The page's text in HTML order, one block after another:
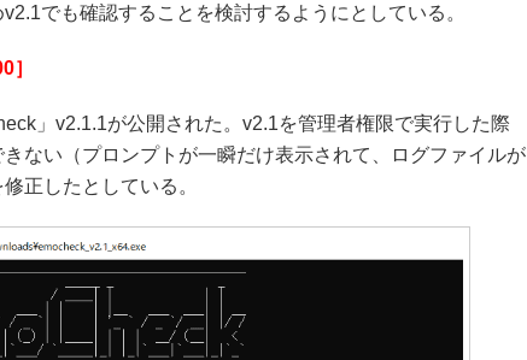
でも確認することを検討するようにとしている。
］
」v2.1.1が公開された。v2.1を管理者権限で実行した際
ない（プロンプトが一瞬だけ表示されて、ログファイルが
正したとしている。